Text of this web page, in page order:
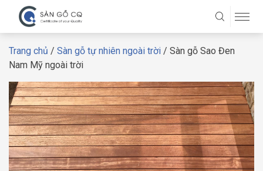
Trang chủ / Sàn gỗ tự nhiên ngoài trời / Sàn gỗ Sao Đen
Nam Mỹ ngoài trời